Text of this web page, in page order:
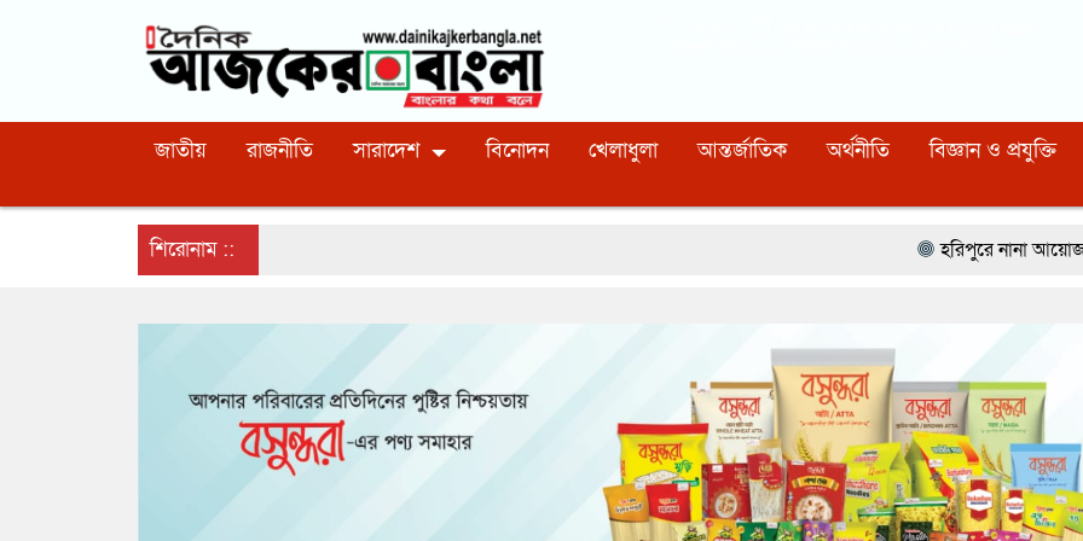
জাতীয় রাজনীতি সারাদেশ বিনোদন খেলাধুলা আন্তর্জাতিক অর্থনীতি বিজ্ঞান ও প্রযুক্তি
শিরোনাম :: হরিপুরে নানা আয়োজনে আন্তর্জাতিক